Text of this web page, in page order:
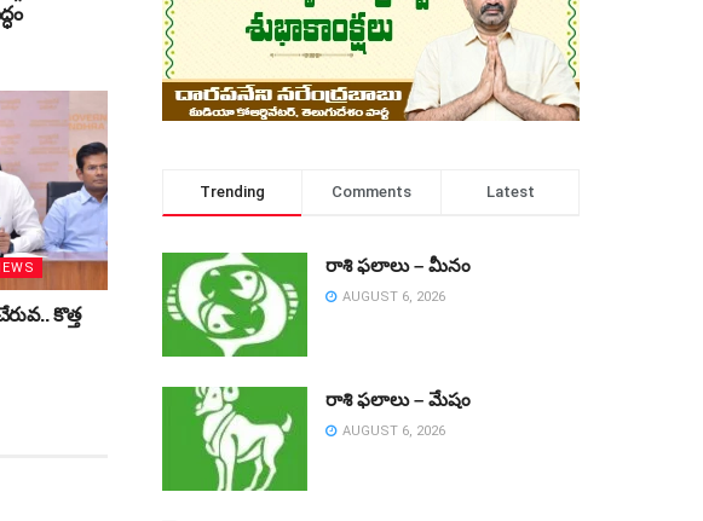
కొత్త
Trending Comments Latest
రాశి ఫలాలు – మీనం
AUGUST 6, 2026
రాశి ఫలాలు – మేషం
AUGUST 6, 2026